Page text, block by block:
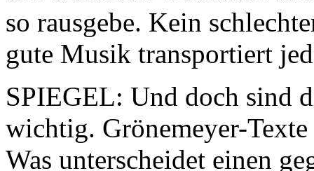
so rausgebe. Kein
gute Musik transportiert
SPIEGEL: Und doch sind
wichtig. Grönemeyer-
Was unterscheidet einen